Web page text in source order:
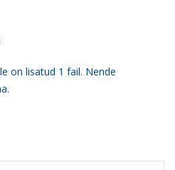
on lisatud 1 fail. Nende